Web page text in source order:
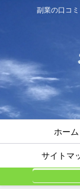
副業の口コ
ホーム
サイトマ